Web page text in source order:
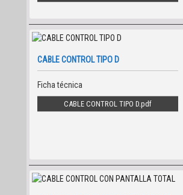
CABLE CONTROL TIPO D
Ficha técnica
CABLE CONTROL TIPO D